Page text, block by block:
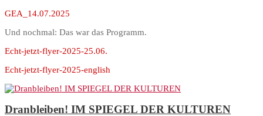
GEA_14.07.2025
Und nochmal: Das war das Programm.
Echt-jetzt-flyer-2025-25.06.
Echt-jetzt-flyer-2025-english
Dranbleiben! IM SPIEGEL DER KULTUREN